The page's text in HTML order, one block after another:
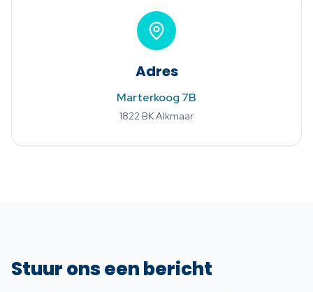
Adres
Marterkoog 7B
1822 BK Alkmaar
Stuur ons een bericht